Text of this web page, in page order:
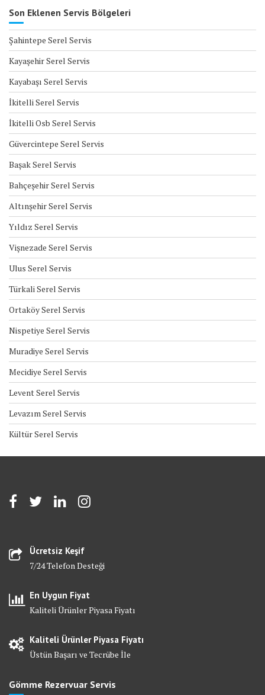
Son Eklenen Servis Bölgeleri
Şahintepe Serel Servis
Kayaşehir Serel Servis
Kayabaşı Serel Servis
İkitelli Serel Servis
İkitelli Osb Serel Servis
Güvercintepe Serel Servis
Başak Serel Servis
Bahçeşehir Serel Servis
Altınşehir Serel Servis
Yıldız Serel Servis
Vişnezade Serel Servis
Ulus Serel Servis
Türkali Serel Servis
Ortaköy Serel Servis
Nispetiye Serel Servis
Muradiye Serel Servis
Mecidiye Serel Servis
Levent Serel Servis
Levazım Serel Servis
Kültür Serel Servis
Ücretsiz Keşif
7/24 Telefon Desteği
En Uygun Fiyat
Kaliteli Ürünler Piyasa Fiyatı
Kaliteli Ürünler Piyasa Fiyatı
Üstün Başarı ve Tecrübe İle
Gömme Rezervuar Servis